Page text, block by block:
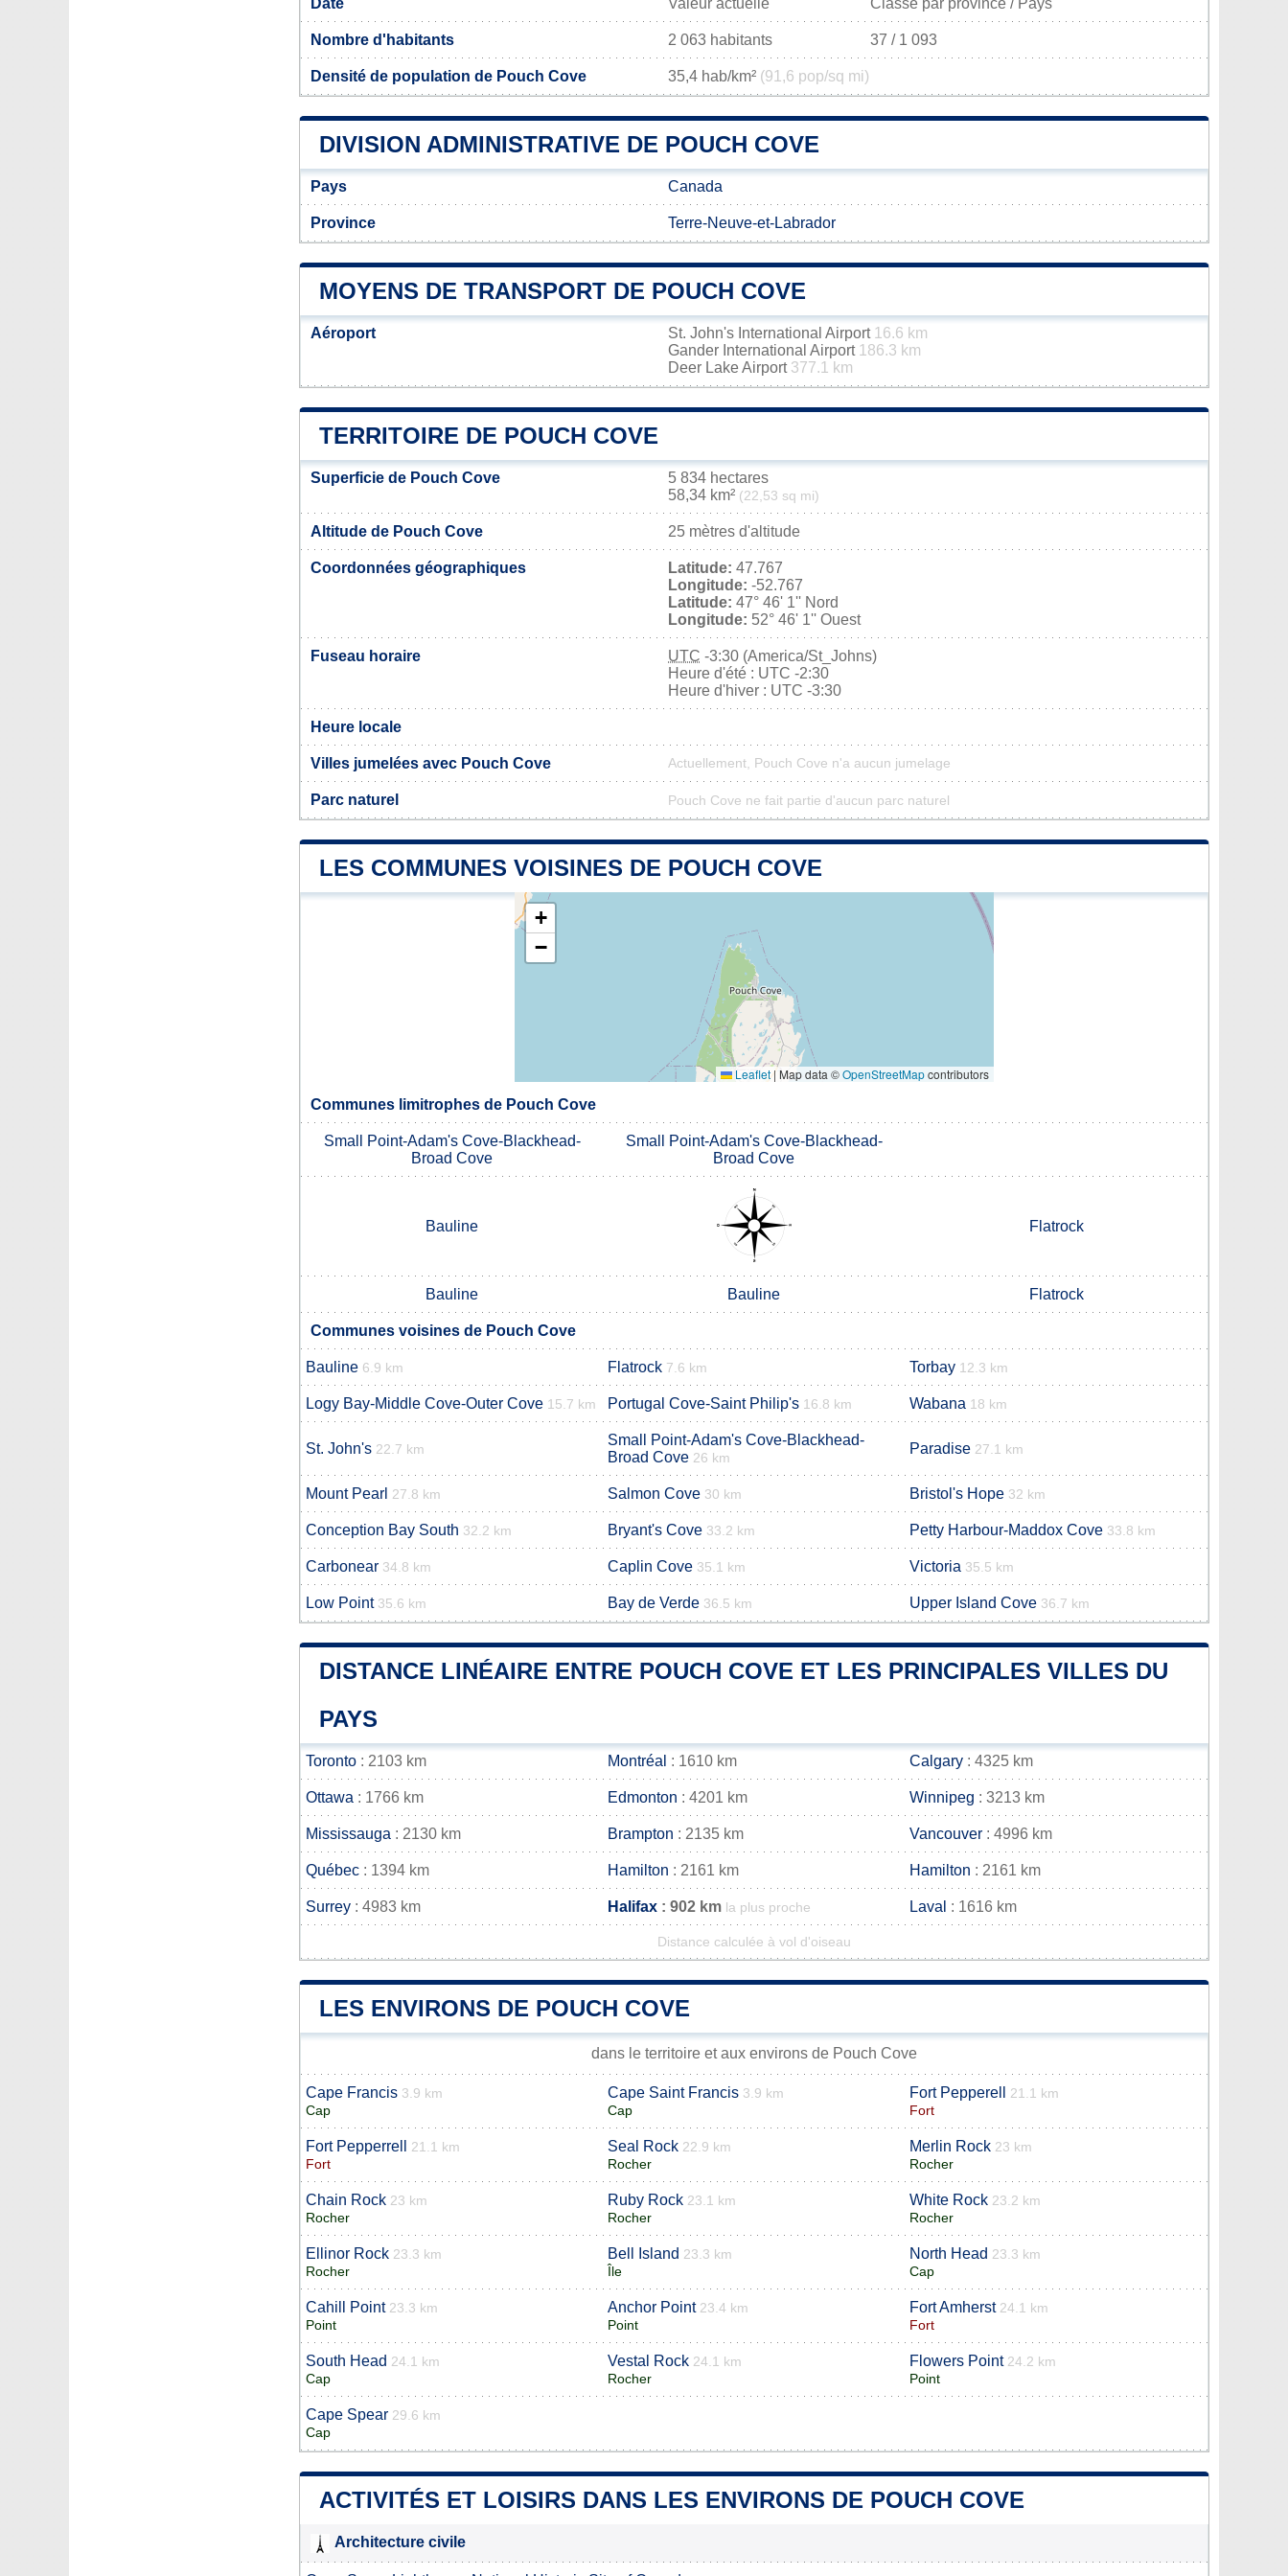
Date Valeur actuelle Classé par province / Pays
Nombre d'habitants 2 063 habitants 37 / 1 093
Densité de population de Pouch Cove 35,4 hab/km² (91,6 pop/sq mi)
DIVISION ADMINISTRATIVE DE POUCH COVE
Pays Canada
Province Terre-Neuve-et-Labrador
MOYENS DE TRANSPORT DE POUCH COVE
Aéroport St. John's International Airport 16.6 km
Gander International Airport 186.3 km
Deer Lake Airport 377.1 km
TERRITOIRE DE POUCH COVE
Superficie de Pouch Cove
5 834 hectares
58,34 km² (22,53 sq mi)
Altitude de Pouch Cove 25 mètres d'altitude
Coordonnées géographiques Latitude: 47.767
Longitude: -52.767
Latitude: 47° 46' 1'' Nord
Longitude: 52° 46' 1'' Ouest
Fuseau horaire UTC -3:30 (America/St_Johns)
Heure d'été : UTC -2:30
Heure d'hiver : UTC -3:30
Heure locale
Villes jumelées avec Pouch Cove Actuellement, Pouch Cove n'a aucun jumelage
Parc naturel Pouch Cove ne fait partie d'aucun parc naturel
LES COMMUNES VOISINES DE POUCH COVE
+
−
Leaflet| Map data ©OpenStreetMapcontributors
Communes limitrophes de Pouch Cove
Small Point-Adam's Cove-Blackhead-
Broad Cove
Small Point-Adam's Cove-Blackhead-
Broad Cove
Bauline Flatrock
Bauline Bauline Flatrock
Communes voisines de Pouch Cove
Bauline 6.9 km Flatrock 7.6 km Torbay 12.3 km
Logy Bay-Middle Cove-Outer Cove 15.7 km Portugal Cove-Saint Philip's 16.8 km Wabana 18 km
St. John's 22.7 km
Small Point-Adam's Cove-Blackhead-
Broad Cove 26 km
Paradise 27.1 km
Mount Pearl 27.8 km Salmon Cove 30 km Bristol's Hope 32 km
Conception Bay South 32.2 km Bryant's Cove 33.2 km Petty Harbour-Maddox Cove 33.8 km
Carbonear 34.8 km Caplin Cove 35.1 km Victoria 35.5 km
Low Point 35.6 km Bay de Verde 36.5 km Upper Island Cove 36.7 km
DISTANCE LINÉAIRE ENTRE POUCH COVE ET LES PRINCIPALES VILLES DU
PAYS
Toronto : 2103 km Montréal : 1610 km Calgary : 4325 km
Ottawa : 1766 km Edmonton : 4201 km Winnipeg : 3213 km
Mississauga : 2130 km Brampton : 2135 km Vancouver : 4996 km
Québec : 1394 km Hamilton : 2161 km Hamilton : 2161 km
Surrey : 4983 km Halifax : 902 km la plus proche Laval : 1616 km
Distance calculée à vol d'oiseau
LES ENVIRONS DE POUCH COVE
dans le territoire et aux environs de Pouch Cove
Cape Francis 3.9 km
Cap
Cape Saint Francis 3.9 km
Cap
Fort Pepperell
21.1 km
Fort
Fort Pepperrell
21.1 km
Fort
Seal Rock 22.9 km
Rocher
Merlin Rock 23 km
Rocher
Chain Rock 23 km
Rocher
Ruby Rock 23.1 km
Rocher
White Rock 23.2 km
Rocher
Ellinor Rock 23.3 km
Rocher
Bell Island 23.3 km
Île
North Head 23.3 km
Cap
Cahill Point 23.3 km
Point
Anchor Point 23.4 km
Point
Fort Amherst 24.1 km
Fort
South Head 24.1 km
Cap
Vestal Rock 24.1 km
Rocher
Flowers Point 24.2 km
Point
Cape Spear 29.6 km
Cap
ACTIVITÉS ET LOISIRS DANS LES ENVIRONS DE POUCH COVE
Architecture civile